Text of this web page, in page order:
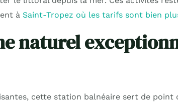
à Saint-Tropez où les tarifs sont bien
naturel
cette station balnéaire sert de point